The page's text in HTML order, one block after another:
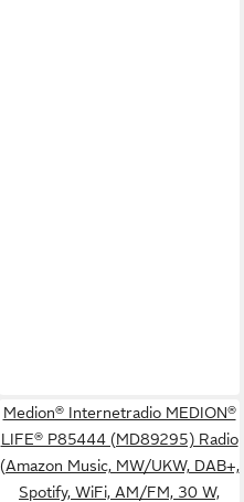
Medion® Internetradio MEDION®
LIFE® P85444 (MD89295) Radio
(Amazon Music, MW/UKW, DAB+,
Spotify, WiFi, AM/FM, 30 W,